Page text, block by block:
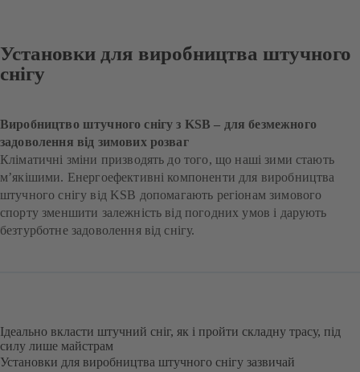
Установки для виробництва штучного
снігу
Виробництво штучного снігу з KSB – для безмежного
задоволення від зимових розваг
Кліматичні зміни призводять до того, що наші зими стають
м’якішими. Енергоефективні компоненти для виробництва
штучного снігу від KSB допомагають регіонам зимового
спорту зменшити залежність від погодних умов і дарують
безтурботне задоволення від снігу.
Ідеально вкласти штучний сніг, як і пройти складну трасу, під
силу лише майстрам
Установки для виробництва штучного снігу зазвичай